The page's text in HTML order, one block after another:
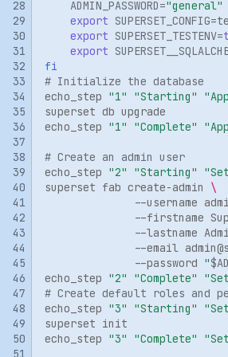
ADMIN_PASSWORD="general"
export SUPERSET_CONFIG=
export SUPERSET_TESTENV=
export
fi
# Initialize the database
echo_step "1" "Starting"
superset db
echo_step "1" "Complete"
# Create an admin user
echo_step "2" "Starting"
superset fab create-admin
\
--username
--firstname
--lastname
--email
--password "
echo_step "2" "Complete"
# Create default roles and
echo_step "3" "Starting"
superset
echo_step "3" "Complete"